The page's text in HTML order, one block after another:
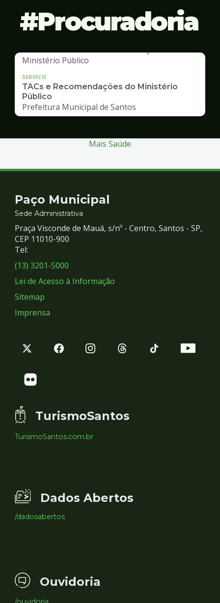
Procuradoria
SERVICO
TACs e Recomendações do Ministério
Público
Prefeitura Municipal de Santos
Mais Saúde
Contato
e
Redes
Sociais
Paço Municipal
Sede Administrativa
Praça Visconde de Mauá, s/nº - Centro, Santos - SP,
CEP 11010-900
Tel:
(13) 3201-5000
Lei de Acesso à Informação
Sitemap
Imprensa
TurismoSantos
TurismoSantos.com.br
Dados Abertos
/dadosabertos
Ouvidoria